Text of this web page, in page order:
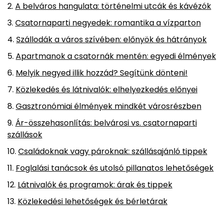
A belváros hangulata: történelmi utcák és kávézók
Csatornaparti negyedek: romantika a vízparton
Szállodák a város szívében: előnyök és hátrányok
Apartmanok a csatornák mentén: egyedi élmények
Melyik negyed illik hozzád? Segítünk dönteni!
Közlekedés és látnivalók: elhelyezkedés előnyei
Gasztronómiai élmények mindkét városrészben
Ár-összehasonlítás: belvárosi vs. csatornaparti
szállások
Családoknak vagy pároknak: szállásajánló tippek
Foglalási tanácsok és utolsó pillanatos lehetőségek
Látnivalók és programok: árak és tippek
Közlekedési lehetőségek és bérletárak